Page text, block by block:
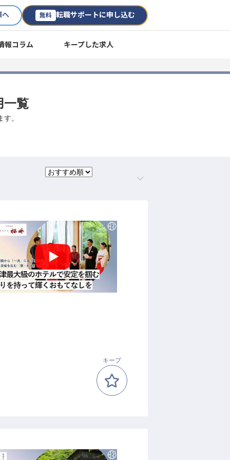
へ 無料 転職サポートに申し込む
報コラム キープした求人
一覧
。
キープ